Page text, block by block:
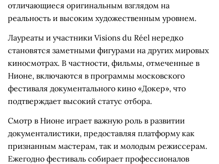
отличающиеся оригинальным взглядом на
реальность и высоким художественным уровнем.
Лауреаты и участники Visions du Réel нередко
становятся заметными фигурами на других мировых
киносмотрах. В частности, фильмы, отмеченные в
Нионе, включаются в программы московского
фестиваля документального кино «Докер», что
подтверждает высокий статус отбора.
Смотр в Нионе играет важную роль в развитии
документалистики, предоставляя платформу как
признанным мастерам, так и молодым режиссерам.
Ежегодно фестиваль собирает профессионалов